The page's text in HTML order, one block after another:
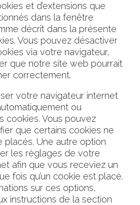
et d’extensions que
dans la fenêtre
décrit dans la présente
Vous pouvez désactiver
via votre navigateur,
que notre site web pourrait
correctement.
votre navigateur internet
ou
cookies. Vous pouvez
que certains cookies ne
placés. Une autre option
les réglages de votre
afin que vous receviez un
fois qu’un cookie est placé.
sur ces options,
instructions de la section